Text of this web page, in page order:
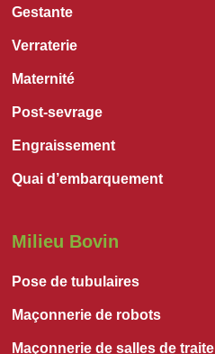
Gestante
Verraterie
Maternité
Post-sevrage
Engraissement
Quai d’embarquement
Milieu Bovin
Pose de tubulaires
Maçonnerie de robots
Maçonnerie de salles de traite